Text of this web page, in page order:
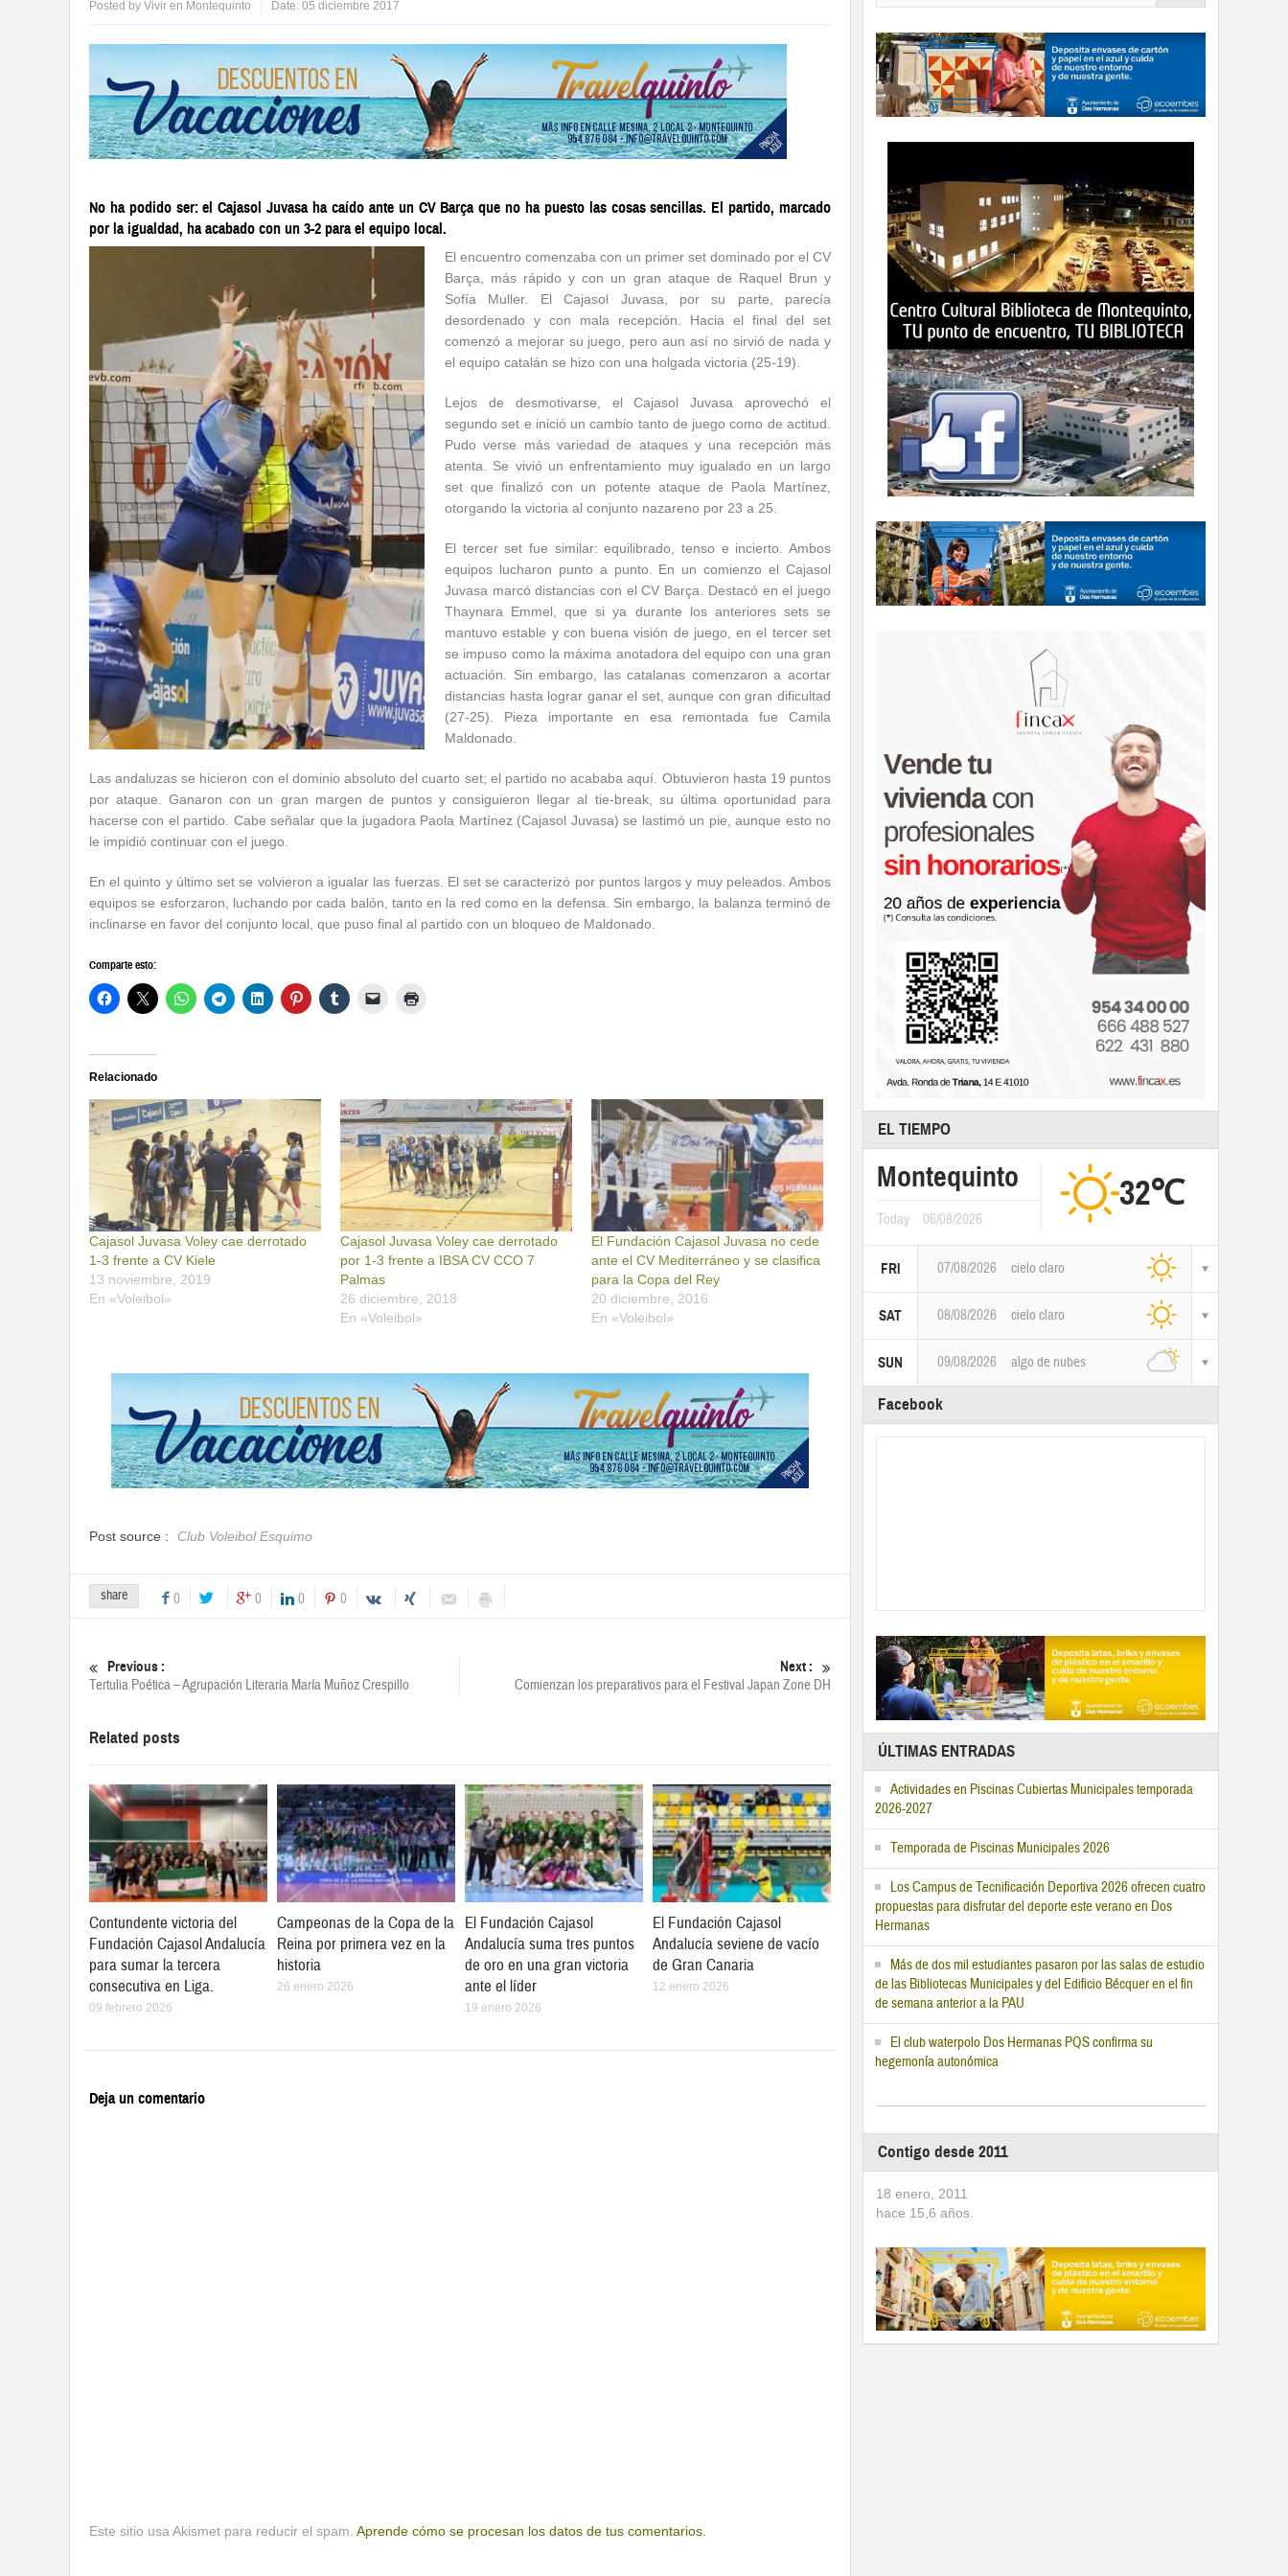
Posted by Vivir en Montequinto Date: 05 diciembre 2017
No ha podido ser: el Cajasol Juvasa ha caído ante un CV Barça que no ha puesto las cosas sencillas. El partido, marcado
por la igualdad, ha acabado con un 3-2 para el equipo local.
El encuentro comenzaba con un primer set dominado por el CV
Barça, más rápido y con un gran ataque de Raquel Brun y
Sofía Muller. El Cajasol Juvasa, por su parte, parecía
desordenado y con mala recepción. Hacia el final del set
comenzó a mejorar su juego, pero aun así no sirvió de nada y
el equipo catalán se hizo con una holgada victoria (25-19).
Lejos de desmotivarse, el Cajasol Juvasa aprovechó el
segundo set e inició un cambio tanto de juego como de actitud.
Pudo verse más variedad de ataques y una recepción más
atenta. Se vivió un enfrentamiento muy igualado en un largo
set que finalizó con un potente ataque de Paola Martínez,
otorgando la victoria al conjunto nazareno por 23 a 25.
El tercer set fue similar: equilibrado, tenso e incierto. Ambos
equipos lucharon punto a punto. En un comienzo el Cajasol
Juvasa marcó distancias con el CV Barça. Destacó en el juego
Thaynara Emmel, que si ya durante los anteriores sets se
mantuvo estable y con buena visión de juego, en el tercer set
se impuso como la máxima anotadora del equipo con una gran
actuación. Sin embargo, las catalanas comenzaron a acortar
distancias hasta lograr ganar el set, aunque con gran dificultad
(27-25). Pieza importante en esa remontada fue Camila
Maldonado.
Las andaluzas se hicieron con el dominio absoluto del cuarto set; el partido no acababa aquí. Obtuvieron hasta 19 puntos
por ataque. Ganaron con un gran margen de puntos y consiguieron llegar al tie-break, su última oportunidad para
hacerse con el partido. Cabe señalar que la jugadora Paola Martínez (Cajasol Juvasa) se lastimó un pie, aunque esto no
le impidió continuar con el juego.
En el quinto y último set se volvieron a igualar las fuerzas. El set se caracterizó por puntos largos y muy peleados. Ambos
equipos se esforzaron, luchando por cada balón, tanto en la red como en la defensa. Sin embargo, la balanza terminó de
inclinarse en favor del conjunto local, que puso final al partido con un bloqueo de Maldonado.
Comparte esto:
Relacionado
Cajasol Juvasa Voley cae derrotado
1-3 frente a CV Kiele
13 noviembre, 2019
En «Voleibol»
Cajasol Juvasa Voley cae derrotado
por 1-3 frente a IBSA CV CCO 7
Palmas
26 diciembre, 2018
En «Voleibol»
El Fundación Cajasol Juvasa no cede
ante el CV Mediterráneo y se clasifica
para la Copa del Rey
20 diciembre, 2016
En «Voleibol»
Post source : Club Voleibol Esquimo
share 0 0 0 0
Previous :
Tertulia Poética – Agrupación Literaria María Muñoz Crespillo
Next :
Comienzan los preparativos para el Festival Japan Zone DH
Related posts
Contundente victoria del
Fundación Cajasol Andalucía
para sumar la tercera
consecutiva en Liga.
09 febrero 2026
Campeonas de la Copa de la
Reina por primera vez en la
historia
26 enero 2026
El Fundación Cajasol
Andalucía suma tres puntos
de oro en una gran victoria
ante el líder
19 enero 2026
El Fundación Cajasol
Andalucía seviene de vacío
de Gran Canaria
12 enero 2026
Deja un comentario
Este sitio usa Akismet para reducir el spam. Aprende cómo se procesan los datos de tus comentarios.
EL TIEMPO
Montequinto
Today 06/08/2026
32℃
FRI 07/08/2026 cielo claro
SAT 08/08/2026 cielo claro
SUN 09/08/2026 algo de nubes
Facebook
ÚLTIMAS ENTRADAS
Actividades en Piscinas Cubiertas Municipales temporada
2026-2027
Temporada de Piscinas Municipales 2026
Los Campus de Tecnificación Deportiva 2026 ofrecen cuatro
propuestas para disfrutar del deporte este verano en Dos
Hermanas
Más de dos mil estudiantes pasaron por las salas de estudio
de las Bibliotecas Municipales y del Edificio Bécquer en el fin
de semana anterior a la PAU
El club waterpolo Dos Hermanas PQS confirma su
hegemonía autonómica
Contigo desde 2011
18 enero, 2011
hace 15,6 años.